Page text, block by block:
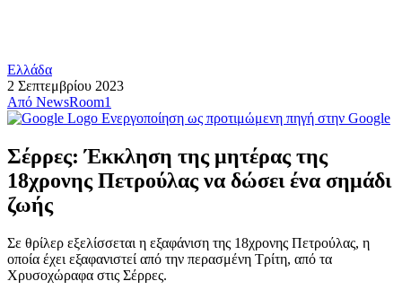
Ελλάδα
2 Σεπτεμβρίου 2023
Από NewsRoom1
Ενεργοποίηση ως προτιμώμενη πηγή στην Google
Σέρρες: Έκκληση της μητέρας της
18χρονης Πετρούλας να δώσει ένα σημάδι
ζωής
Σε θρίλερ εξελίσσεται η εξαφάνιση της 18χρονης Πετρούλας, η
οποία έχει εξαφανιστεί από την περασμένη Τρίτη, από τα
Χρυσοχώραφα στις Σέρρες.